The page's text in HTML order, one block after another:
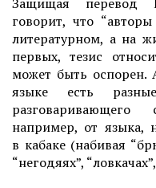
говорит, что
литературном, а на
первых, тезис
может быть оспорен.
языке есть
например, от языка,
в кабаке (набивая
“негодяях”,